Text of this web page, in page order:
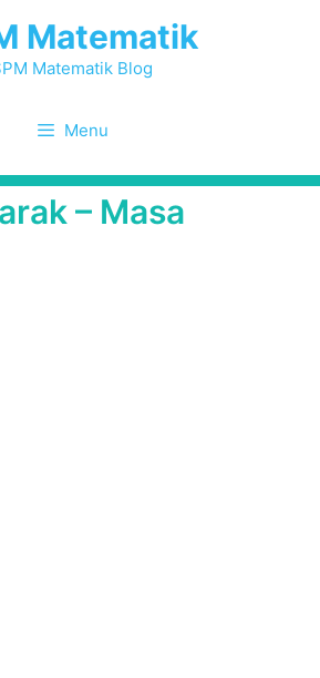
Matematik
Matematik Blog
Menu
– Masa